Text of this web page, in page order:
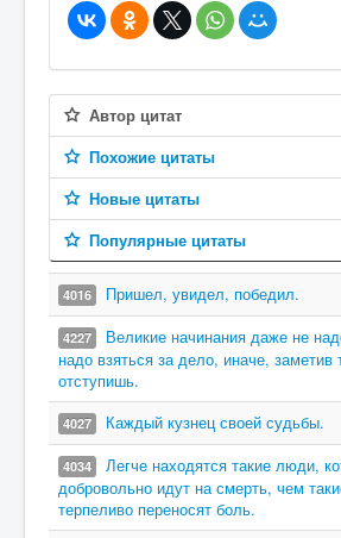
Автор цитат
Похожие цитаты
Новые цитаты
Популярные цитаты
4016 Пришел, увидел, победил.
4227
Великие начинания даже не
надо взяться за дело, иначе, заметив
отступишь.
4027 Каждый кузнец своей судьбы.
4034
Легче находятся такие люди,
добровольно идут на смерть, чем
терпеливо переносят боль.